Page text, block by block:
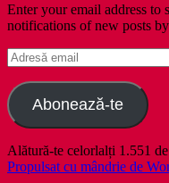
Enter your email address to
notifications of new posts
Adresă
email
Abonează-te
Alătură-te celorlalți 1.551
Propulsat cu mândrie de